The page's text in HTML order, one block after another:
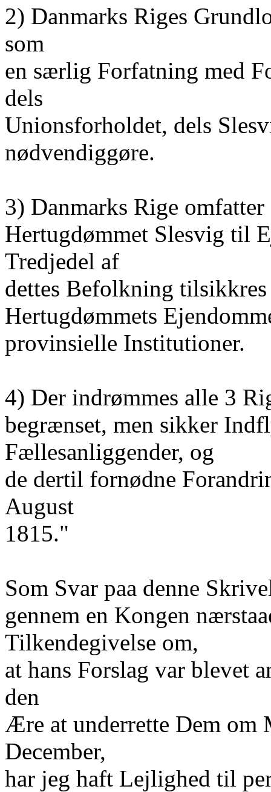
2) Danmarks Riges
som
en særlig Forfatning med
dels
Unionsforholdet, dels
nødvendiggøre.
3) Danmarks Rige
Hertugdømmet Slesvig til
Tredjedel af
dettes Befolkning
Hertugdømmets
provinsielle Institutioner.
4) Der indrømmes alle 3
begrænset, men sikker
Fællesanliggender, og
de dertil fornødne
August
1815."
Som Svar paa denne
gennem en Kongen
Tilkendegivelse om,
at hans Forslag var blevet
den
Ære at underrette Dem om
December,
har jeg haft Lejlighed til